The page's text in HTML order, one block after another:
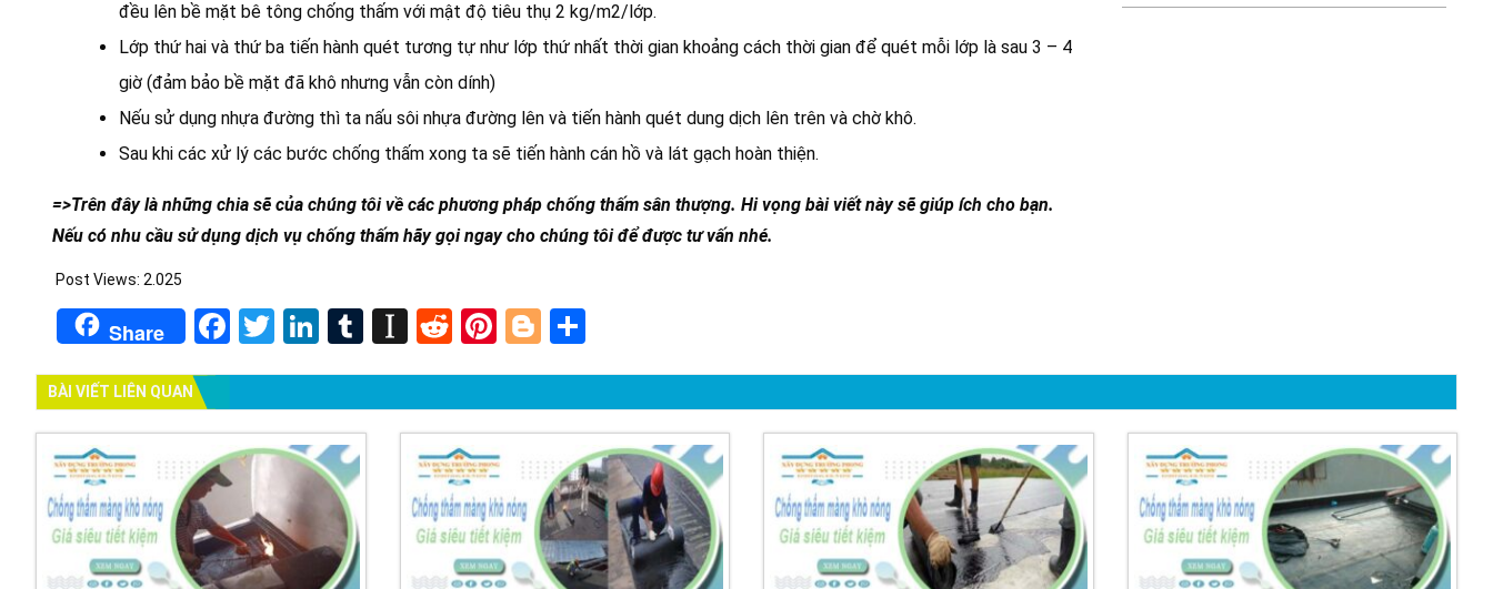
đều lên bề mặt bê tông chống thấm với mật độ tiêu thụ 2 kg/m2/lớp.
Lớp thứ hai và thứ ba tiến hành quét tương tự như lớp thứ nhất thời gian khoảng cách thời gian để quét mỗi lớp là sau 3 – 4
giờ (đảm bảo bề mặt đã khô nhưng vẫn còn dính)
Nếu sử dụng nhựa đường thì ta nấu sôi nhựa đường lên và tiến hành quét dung dịch lên trên và chờ khô.
Sau khi các xử lý các bước chống thấm xong ta sẽ tiến hành cán hồ và lát gạch hoàn thiện.
=>Trên đây là những chia sẽ của chúng tôi về các phương pháp chống thấm sân thượng. Hi vọng bài viết này sẽ giúp ích cho bạn.
Nếu có nhu cầu sử dụng dịch vụ chống thấm hãy gọi ngay cho chúng tôi để được tư vấn nhé.
Post Views: 2.025
Share Facebook
TwitterLinkedIn
Tumblr
Instapaper
RedditPinterest
Blogger
BÀI VIẾT LIÊN QUAN